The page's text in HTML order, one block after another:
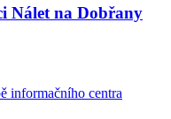
Nálet na Dobřany
informačního centra